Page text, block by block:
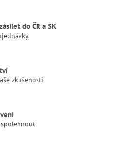
do ČR a SK
zkušenosti
spolehnout